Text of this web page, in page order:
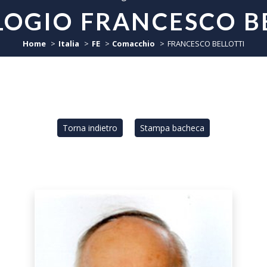
FRANCESCO
Home Italia FE Comacchio FRANCESCO BELLOTTI
Torna indietro Stampa bacheca